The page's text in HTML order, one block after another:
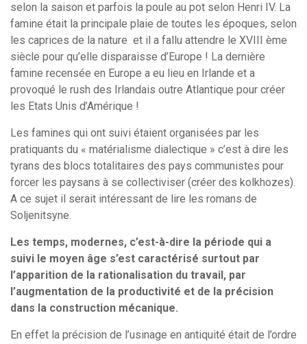
selon la saison et parfois la poule au pot selon Henri IV. La
famine était la principale plaie de toutes les époques, selon
les caprices de la nature et il a fallu attendre le XVIII ème
siècle pour qu’elle disparaisse d’Europe ! La dernière
famine recensée en Europe a eu lieu en Irlande et a
provoqué le rush des Irlandais outre Atlantique pour créer
les Etats Unis d’Amérique !
Les famines qui ont suivi étaient organisées par les
pratiquants du « matérialisme dialectique » c’est à dire les
tyrans des blocs totalitaires des pays communistes pour
forcer les paysans à se collectiviser (créer des kolkhozes).
A ce sujet il serait intéressant de lire les romans de
Soljenitsyne.
Les temps, modernes, c’est-à-dire la période qui a
suivi le moyen âge s’est caractérisé surtout par
l’apparition de la rationalisation du travail, par
l’augmentation de la productivité et de la précision
dans la construction mécanique.
En effet la précision de l’usinage en antiquité était de l’ordre